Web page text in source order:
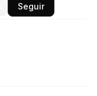
Seguir